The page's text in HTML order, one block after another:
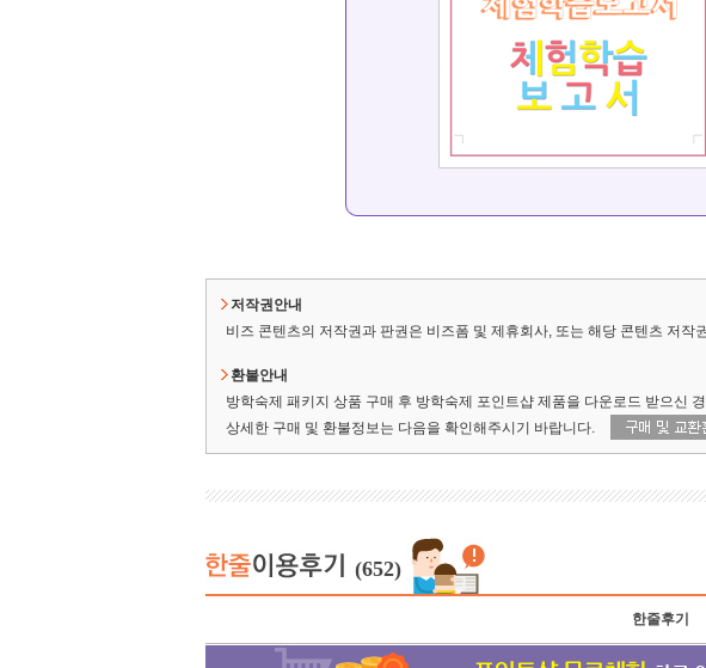
저작권안내
비즈 콘텐츠의 저작권과 판권은 비즈폼 및 제휴회사, 또는 해당 콘텐츠 저
환불안내
방학숙제 패키지 상품 구매 후 방학숙제 포인트샵 제품을 다운로드 받으신
상세한 구매 및 환불정보는 다음을 확인해주시기 바랍니다.
(652)
한줄후기